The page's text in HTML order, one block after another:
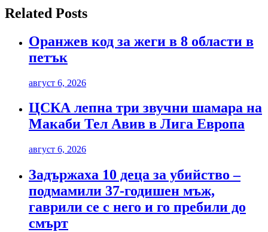
Related Posts
Оранжев код за жеги в 8 области в
петък
август 6, 2026
ЦСКА лепна три звучни шамара на
Макаби Тел Авив в Лига Европа
август 6, 2026
Задържаха 10 деца за убийство –
подмамили 37-годишен мъж,
гаврили се с него и го пребили до
смърт